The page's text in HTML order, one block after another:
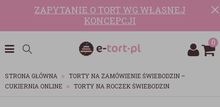
ZAPYTANIE O TORT WG WŁASNEJ
KONCEPCJI
0
STRONA GŁÓWNA
TORTY NA ZAMÓWIENIE ŚWIEBODZIN –
CUKIERNIA ONLINE
TORTY NA ROCZEK ŚWIEBODZIN